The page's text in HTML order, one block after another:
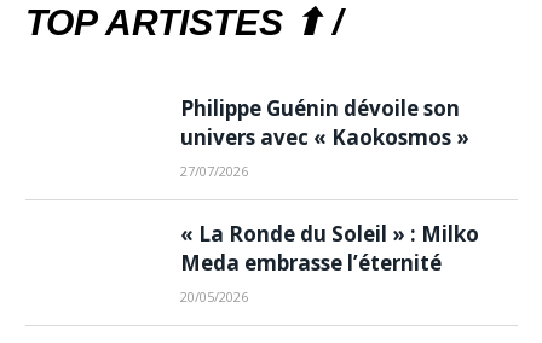
TOP ARTISTES ⬆ /
Philippe Guénin dévoile son
univers avec « Kaokosmos »
27/07/2026
« La Ronde du Soleil » : Milko
Meda embrasse l’éternité
20/05/2026